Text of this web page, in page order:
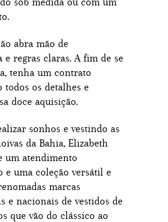
abra mão de
e regras claras. A fim de se
tenha um contrato
todos os detalhes e
doce aquisição.
sonhos e vestindo as
da Bahia, Elizabeth
um atendimento
e uma coleção versátil e
marcas
e nacionais de vestidos de
que vão do clássico ao